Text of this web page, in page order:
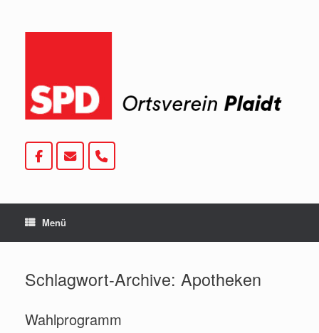
springen
Menü
Schlagwort-Archive: Apotheken
Wahlprogramm